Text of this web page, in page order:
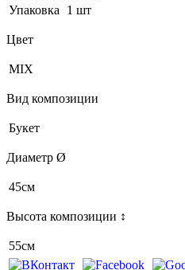
Упаковка
1 шт
Цвет
MIX
Вид композиции
Букет
Диаметр Ø
45см
Высота композиции ↕
55см